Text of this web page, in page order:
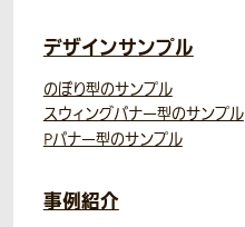
デザインサンプル
のぼり型のサンプル
スウィングバナー型のサンプル
Pバナー型のサンプル
事例紹介